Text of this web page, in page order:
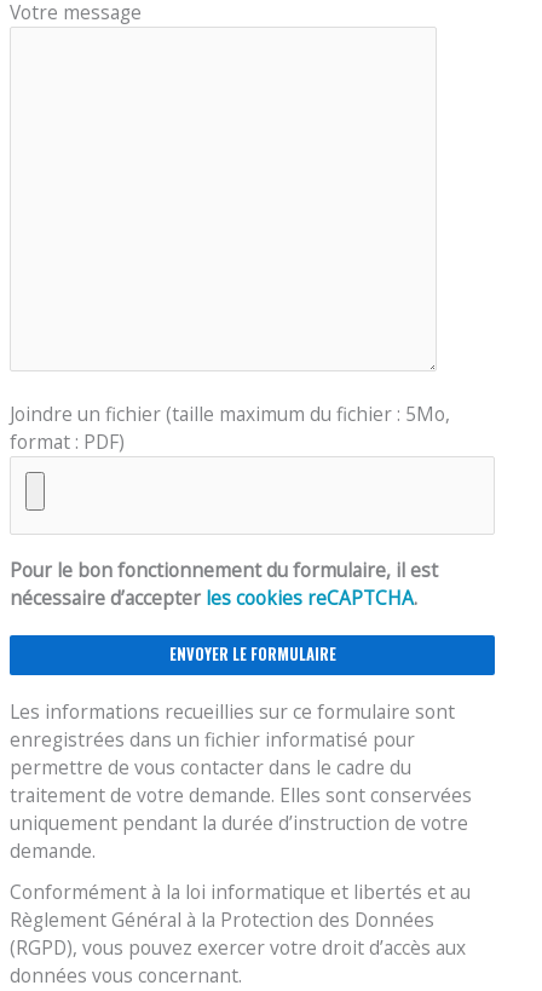
Votre message
Joindre un fichier (taille maximum du fichier : 5Mo,
format : PDF)
Pour le bon fonctionnement du formulaire, il est
nécessaire d’accepter les cookies reCAPTCHA.
Les informations recueillies sur ce formulaire sont
enregistrées dans un fichier informatisé pour
permettre de vous contacter dans le cadre du
traitement de votre demande. Elles sont conservées
uniquement pendant la durée d’instruction de votre
demande.
Conformément à la loi informatique et libertés et au
Règlement Général à la Protection des Données
(RGPD), vous pouvez exercer votre droit d’accès aux
données vous concernant.